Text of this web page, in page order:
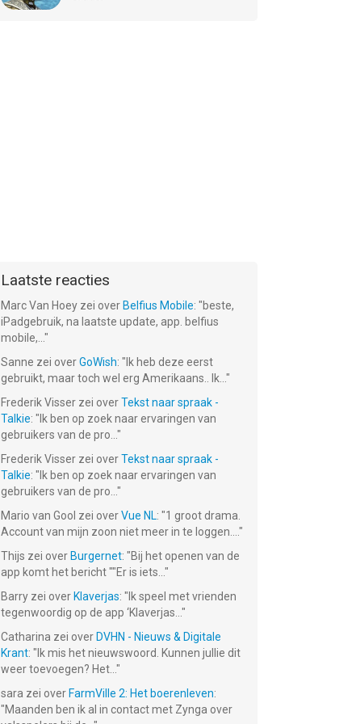
Laatste reacties
Marc Van Hoey zei over Belfius Mobile: "beste,
iPadgebruik, na laatste update, app. belfius
mobile,... "
Sanne zei overGoWish: " Ik heb deze eerst
gebruikt, maar toch wel erg Amerikaans.. Ik... "
Frederik Visser zei overTekst naar spraak -
Talkie: " Ik ben op zoek naar ervaringen van
gebruikers van de pro... "
Frederik Visser zei overTekst naar spraak -
Talkie: " Ik ben op zoek naar ervaringen van
gebruikers van de pro... "
Mario van Gool zei overVue NL: "1 groot drama.
Account van mijn zoon niet meer in te loggen.... "
Thijs zei over Burgernet: "Bij het openen van de
app komt het bericht ""Er is iets... "
Barry zei over Klaverjas: " Ik speel met vrienden
tegenwoordig op de app ‘Klaverjas... "
Catharina zei over DVHN - Nieuws & Digitale
Krant: " Ik mis het nieuwswoord. Kunnen jullie dit
weer toevoegen? Het... "
sara zei over FarmVille 2: Het boerenleven:
"Maanden ben ik al in contact met Zynga over